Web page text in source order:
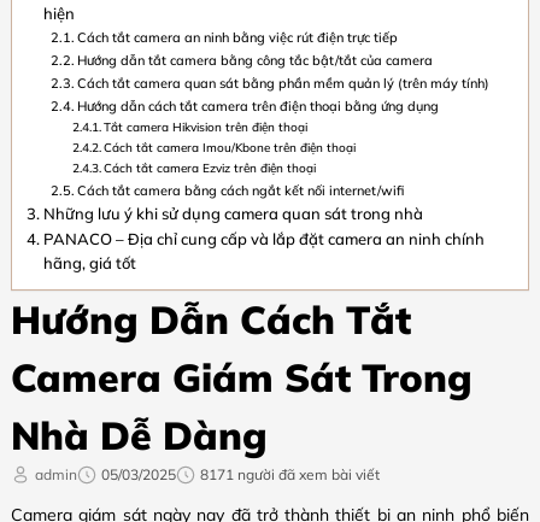
hiện
Cách tắt camera an ninh​ bằng việc rút điện trực tiếp
Hướng dẫn tắt camera bằng công tắc bật/tắt của camera
Cách tắt camera quan sát​ bằng phần mềm quản lý (trên máy tính)
Hướng dẫn cách tắt camera trên điện thoại bằng ứng dụng
Tắt camera Hikvision trên điện thoại
Cách tắt camera Imou/Kbone trên điện thoại
Cách tắt camera Ezviz trên điện thoại
Cách tắt camera bằng cách ngắt kết nối internet/wifi
Những lưu ý khi sử dụng camera quan sát trong nhà
PANACO – Địa chỉ cung cấp và lắp đặt camera an ninh chính
hãng, giá tốt
Hướng Dẫn Cách Tắt
Camera Giám Sát Trong
Nhà Dễ Dàng
admin 05/03/2025 8171 người đã xem bài viết
Camera giám sát ngày nay đã trở thành thiết bị an ninh phổ biến